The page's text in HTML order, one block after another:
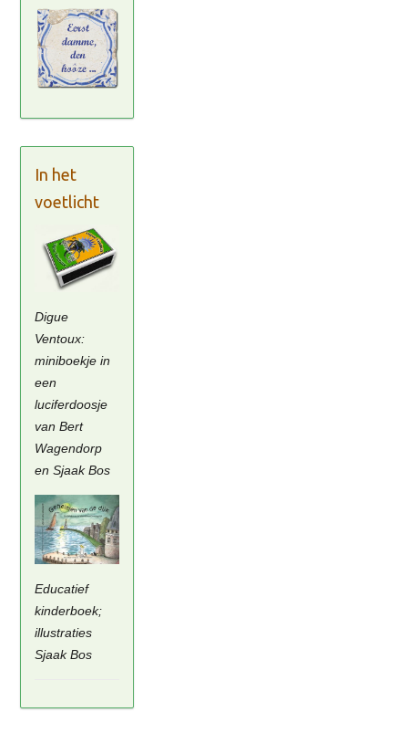
In het
voetlicht
Digue
Ventoux:
miniboekje in
een
luciferdoosje
van Bert
Wagendorp
en Sjaak Bos
Educatief
kinderboek;
illustraties
Sjaak Bos